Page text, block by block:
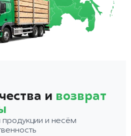
и возврат
и несём